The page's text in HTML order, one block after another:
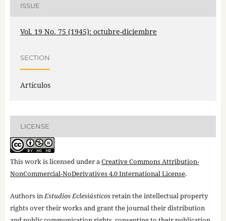
ISSUE
Vol. 19 No. 75 (1945): octubre-diciembre
SECTION
Artículos
LICENSE
This work is licensed under aCreative Commons Attribution-
NonCommercial-NoDerivatives 4.0 International License.
Authors inEstudios Eclesiásticosretain the intellectual property
rights over their works and grant the journal their distribution